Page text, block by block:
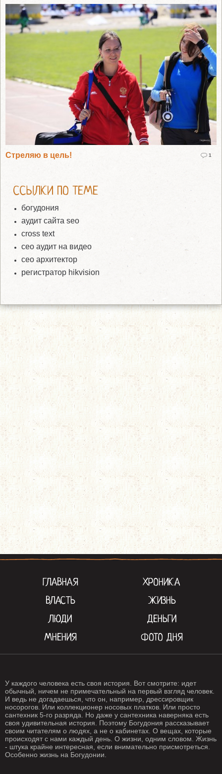
Стреляю в цель! 1
ССЫЛКИ ПО ТЕМЕ
богудония
аудит сайта seo
cross text
сео аудит на видео
сео архитектор
регистратор hikvision
ГЛАВНАЯ
ХРОНИКА
ВЛАСТЬ
ЖИЗНЬ
ЛЮДИ
ДЕНЬГИ
МНЕНИЯ
ФОТО ДНЯ
У каждого человека есть своя история. Вот смотрите: идет
обычный, ничем не примечательный на первый взгляд человек.
И ведь не догадаешься, что он, например, дрессировщик
носорогов. Или коллекционер носовых платков. Или просто
сантехник 5-го разряда. Но даже у сантехника наверняка есть
своя удивительная история. Поэтому Богудония рассказывает
своим читателям о людях, а не о кабинетах. О вещах, которые
происходят с нами каждый день. О жизни, одним словом. Жизнь
- штука крайне интересная, если внимательно присмотреться.
Особенно жизнь на Богудонии.